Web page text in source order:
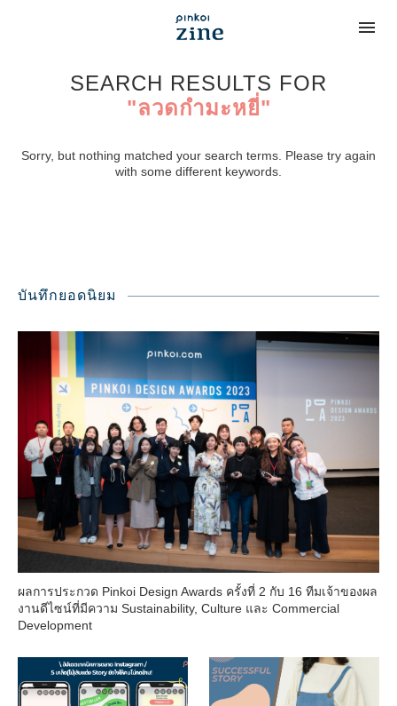
SEARCH RESULTS FOR
"ลวดกำมะหยี่"
Sorry, but nothing matched your search terms. Please try again
with some different keywords.
บันทึกยอดนิยม
ผลการประกวด Pinkoi Design Awards ครั้งที่ 2 กับ 16 ทีมเจ้าของผล
งานดีไซน์ที่มีความ Sustainability, Culture และ Commercial
Development